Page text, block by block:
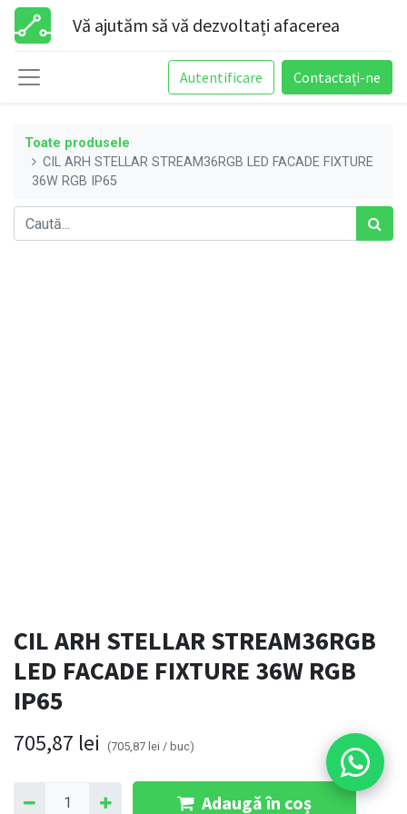
Vă ajutăm să vă dezvoltați afacerea
Autentificare Contactați-ne
Toate produsele
CIL ARH STELLAR STREAM36RGB LED FACADE FIXTURE
36W RGB IP65
CIL ARH STELLAR STREAM36RGB
LED FACADE FIXTURE 36W RGB
IP65
705,87 lei (705,87 lei / buc)
Adaugă în coș